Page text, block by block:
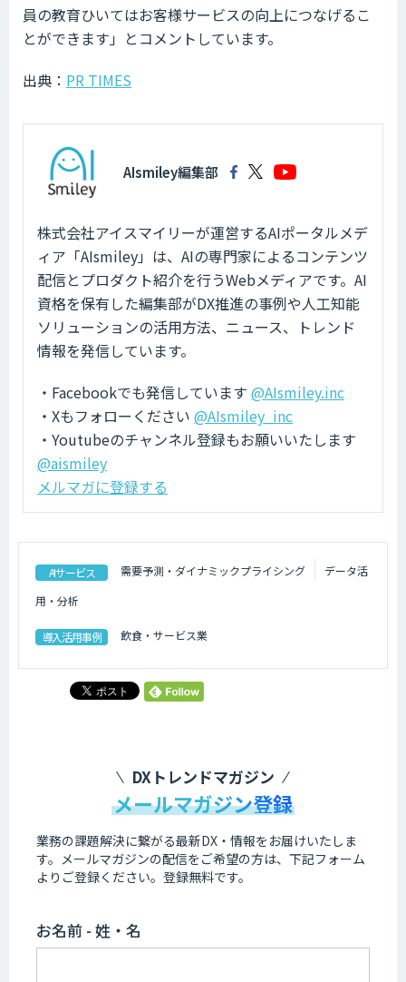
員の教育ひいてはお客様サービスの向上につなげるこ
とができます」とコメントしています。
出典： PR TIMES
AIsmiley編集部
株式会社アイスマイリーが運営するAIポータルメデ
ィア「AIsmiley」は、AIの専門家によるコンテンツ
配信とプロダクト紹介を行うWebメディアです。AI
資格を保有した編集部がDX推進の事例や人工知能
ソリューションの活用方法、ニュース、トレンド
情報を発信しています。
・Facebookでも発信しています @AIsmiley.inc
・Xもフォローください @AIsmiley_inc
・Youtubeのチャンネル登録もお願いいたします
@aismiley
メルマガに登録する
AIサービス 需要予測・ダイナミックプライシング
データ活
用・分析
導入活用事例 飲食・サービス業
DXトレンドマガジン
メールマガジン登録
業務の課題解決に繋がる最新DX・情報をお届けいたしま
す。 メールマガジンの配信をご希望の方は、下記フォーム
よりご登録ください。登録無料です。
お名前 - 姓・名